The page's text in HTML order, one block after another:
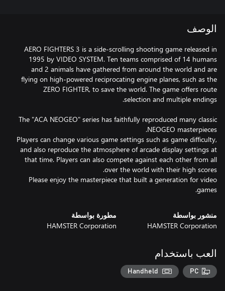
الوصف
AERO FIGHTERS 3 is a side-scrolling shooting game released in
1995 by VIDEO SYSTEM. Ten teams comprised of 14 humans
and 2 animals have gathered from around the world and are
flying on high-powered reciprocating engine planes, such as the
ZERO FIGHTER, to save the world. The game offers route
The "ACA NEOGEO" series has faithfully reproduced many classic
Players can change various game settings such as game difficulty,
and also reproduce the atmosphere of arcade display settings at
that time. Players can also compete against each other from all
Please enjoy the masterpiece that built a generation for video
games.
منشور بواسطة
HAMSTER Corporation
مطورة بواسطة
HAMSTER Corporation
العب باستخدام
PC
Handheld